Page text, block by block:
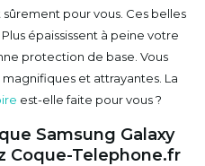
pour vous. Ces belles
épaississent à peine votre
protection de base. Vous
et attrayantes. La
est-elle faite pour vous ?
Samsung Galaxy
Coque-Telephone.fr